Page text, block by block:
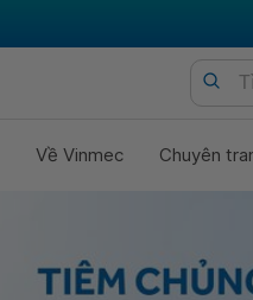
Về Vinmec Chuyên